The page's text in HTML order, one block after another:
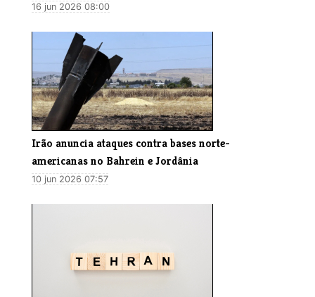
16 jun 2026 08:00
Irão anuncia ataques contra bases norte-
americanas no Bahrein e Jordânia
10 jun 2026 07:57